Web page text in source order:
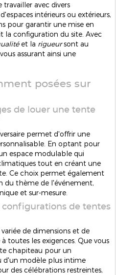
avec divers
intérieurs ou extérieurs,
pour garantir une mise en
la configuration du site. Avec
et la rigueursont au
assurant ainsi une
posées sur
de louer une tente
permet d'offrir une
En optant pour
espace modulable qui
tout en créant une
Ce choix permet également
du thème de l'événement,
et sur-mesure.
de tentes
de dimensions et de
toutes les exigences. Que vous
chapiteau pour un
modèle plus intime
des célébrations restreintes,